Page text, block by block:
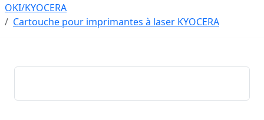
OKI/KYOCERA
Cartouche pour imprimantes à laser KYOCERA